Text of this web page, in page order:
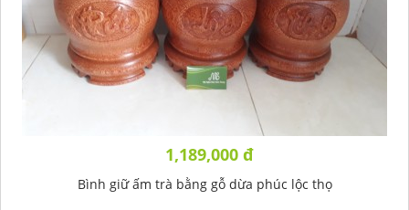
1,189,000 đ
Bình giữ ấm trà bằng gỗ dừa phúc lộc thọ